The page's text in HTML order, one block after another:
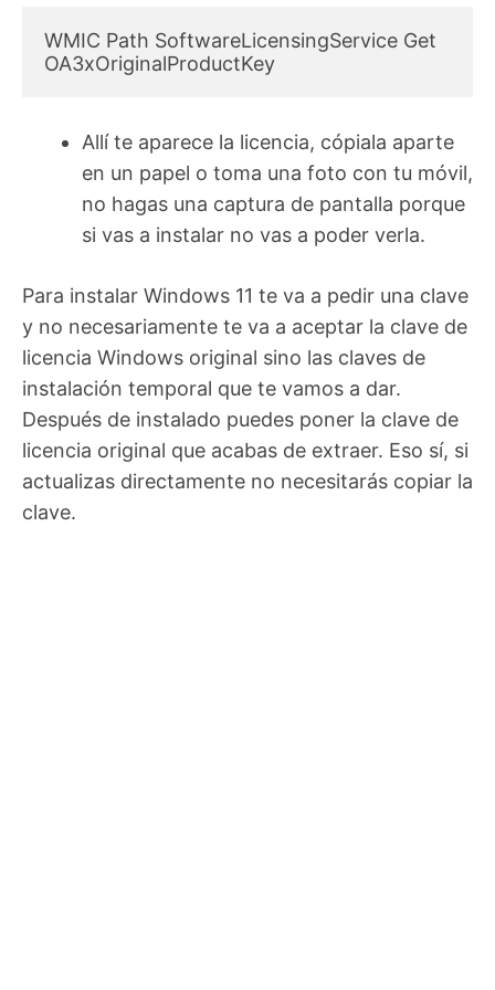
WMIC Path SoftwareLicensingService Get
OA3xOriginalProductKey
Allí te aparece la licencia, cópiala aparte
en un papel o toma una foto con tu móvil,
no hagas una captura de pantalla porque
si vas a instalar no vas a poder verla.
Para instalar Windows 11 te va a pedir una clave
y no necesariamente te va a aceptar la clave de
licencia Windows original sino las claves de
instalación temporal que te vamos a dar.
Después de instalado puedes poner la clave de
licencia original que acabas de extraer. Eso sí, si
actualizas directamente no necesitarás copiar la
clave.